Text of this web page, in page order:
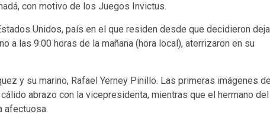
con motivo de los Juegos Invictus.
Unidos, país en el que residen desde que decidieron
a las 9:00 horas de la mañana (hora local), aterrizaron en su
y su marino, Rafael Yerney Pinillo. Las primeras imágenes
abrazo con la vicepresidenta, mientras que el hermano del
afectuosa.